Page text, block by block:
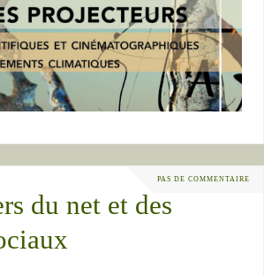
PAS DE COMMENTAIRE
du net et des